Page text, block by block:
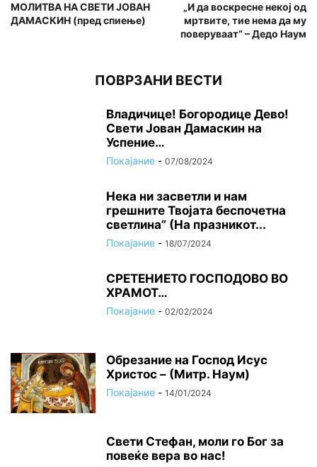
МОЛИТВА НА СВЕТИ ЈОВАН
ДАМАСКИН (пред спиење)
„И да воскресне некој од
мртвите, тие нема да му
поверуваат“ – Дедо Наум
ПОВРЗАНИ ВЕСТИ
Владичице! Богородице Дево!
Свети Јован Дамаскин на
Успение…
Покајание - 07/08/2024
Нека ни засветли и нам
грешните Твојата беспочетна
светлина” (На празникот...
Покајание - 18/07/2024
СРЕТЕНИЕТО ГОСПОДОВО ВО
ХРАМОТ…
Покајание - 02/02/2024
Oбрезание на Господ Исус
Христос – (Митр. Наум)
Покајание - 14/01/2024
Свети Стефан, моли го Бог за
повеќе вера во нас!